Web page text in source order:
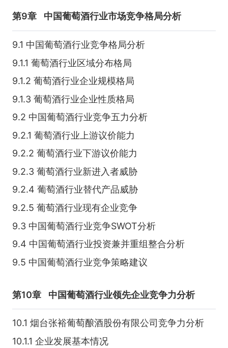
第9章 中国葡萄酒行业市场竞争格局分析
9.1 中国葡萄酒行业竞争格局分析
9.1.1 葡萄酒行业区域分布格局
9.1.2 葡萄酒行业企业规模格局
9.1.3 葡萄酒行业企业性质格局
9.2 中国葡萄酒行业竞争五力分析
9.2.1 葡萄酒行业上游议价能力
9.2.2 葡萄酒行业下游议价能力
9.2.3 葡萄酒行业新进入者威胁
9.2.4 葡萄酒行业替代产品威胁
9.2.5 葡萄酒行业现有企业竞争
9.3 中国葡萄酒行业竞争SWOT分析
9.4 中国葡萄酒行业投资兼并重组整合分析
9.5 中国葡萄酒行业竞争策略建议
第10章 中国葡萄酒行业领先企业竞争力分析
10.1 烟台张裕葡萄酿酒股份有限公司竞争力分析
10.1.1 企业发展基本情况